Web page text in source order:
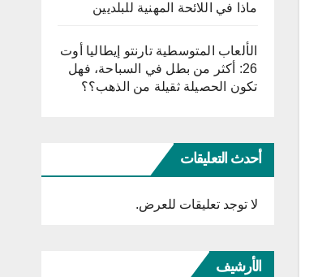
ماذا في اللائحة المهنية للبلديين
الألعاب المتوسطية تارنتو إيطاليا أوت
26: أكثر من بطل في السباحة، فهل
تكون الحصيلة ثقيلة من الذهب؟؟
أحدث التعليقات
لا توجد تعليقات للعرض.
الأرشيف